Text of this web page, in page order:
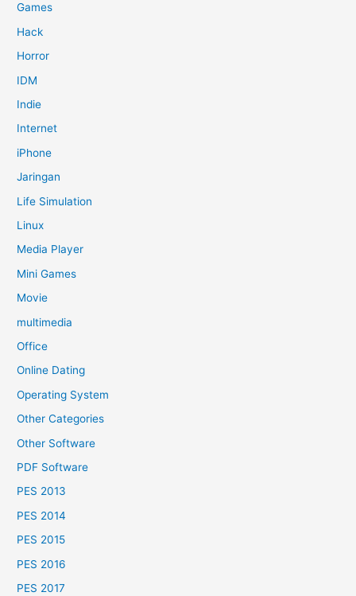
Games
Hack
Horror
IDM
Indie
Internet
iPhone
Jaringan
Life Simulation
Linux
Media Player
Mini Games
Movie
multimedia
Office
Online Dating
Operating System
Other Categories
Other Software
PDF Software
PES 2013
PES 2014
PES 2015
PES 2016
PES 2017